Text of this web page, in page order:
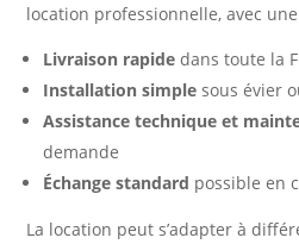
location professionnelle, avec
Livraison rapide dans toute la
Installation simple sous évier
Assistance technique et
demande
Échange standard possible en
La location peut s’adapter à